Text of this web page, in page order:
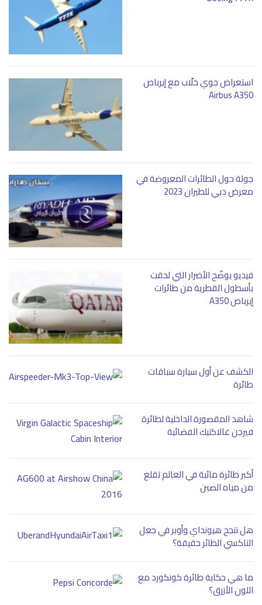
استعراض جوي خلّاب مع إيرباص
Airbus A350
جولة حول الطائرات المعروضة في
معرض دبي للطيران 2023
فيديو يوضّح الأضرار التي لحقت
بأسطول القطرية من طائرات
إيرباص A350
الكشف عن أول سيارة سباقات
طائرة
شاهد المقصورة الداخلية لطائرة
فيرجن غالاكتيك الفضائية
أكبر طائرة مائية في العالم تقلع
من مياه الصين
هل تنجح هيونداي وأوبر في جعل
التاكسي الطائر حقيقة؟
ما هي حكاية طائرة كونكورد مع
اللون الأزرق؟